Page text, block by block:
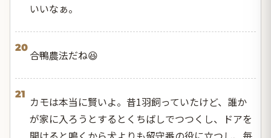
いいなぁ。
20
合鴨農法だね😆
21
カモは本当に賢いよ。昔1羽飼っていたけど、誰か
が家に入ろうとするとくちばしでつつくし、ドアを